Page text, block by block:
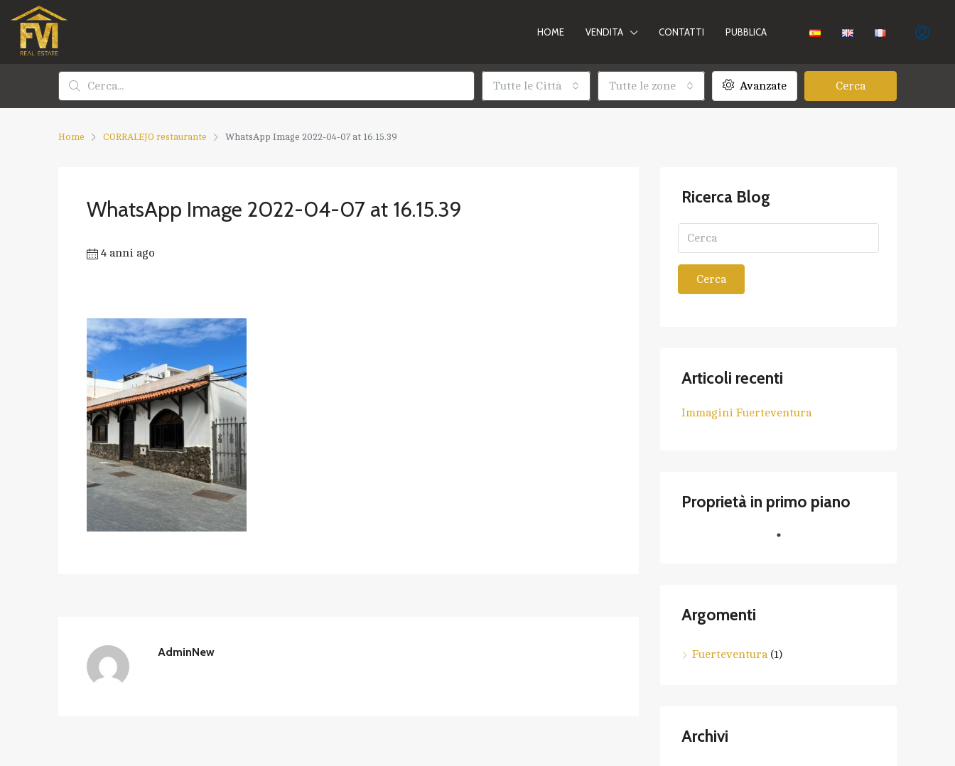
HOME VENDITA CONTATTI PUBBLICA
Tutte le Città Tutte le zone Avanzate Cerca
Home CORRALEJO restaurante WhatsApp Image 2022-04-07 at 16.15.39
WhatsApp Image 2022-04-07 at 16.15.39
4 anni ago
AdminNew
Ricerca Blog
Cerca
Articoli recenti
Immagini Fuerteventura
Proprietà in primo piano
Argomenti
Fuerteventura(1)
Archivi